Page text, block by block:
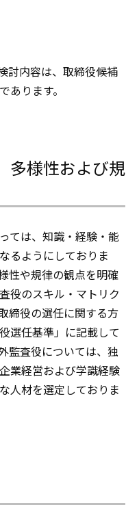
討内容は、取締役候補
あります。
多様性および規
ては、知識・経験・能
るようにしておりま
性や規律の観点を明確
役のスキル・マトリク
締役の選任に関する方
選任基準」に記載して
監査役については、独
業経営および学識経験
人材を選定しておりま